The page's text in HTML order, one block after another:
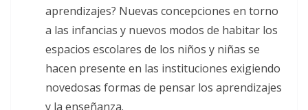
aprendizajes? Nuevas concepciones en torno
a las infancias y nuevos modos de habitar los
espacios escolares de los niños y niñas se
hacen presente en las instituciones exigiendo
novedosas formas de pensar los aprendizajes
y la enseñanza.